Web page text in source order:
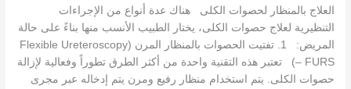
العلاج بالمنظار لحصوات الكلى هناك عدة أنواع من الإجراءات
التنظيرية لعلاج حصوات الكلى، يختار الطبيب الأنسب منها بناءً على حالة
المريض: 1. تفتيت الحصوات بالمنظار المرن (Flexible Ureteroscopy
– FURS) تعتبر هذه التقنية واحدة من أكثر الطرق تطوراً وفعالية لإزالة
حصوات الكلى. يتم استخدام منظار رفيع ومرن يتم إدخاله عبر مجرى